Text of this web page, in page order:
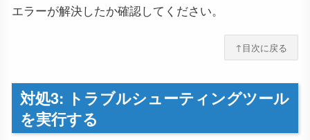
エラーが解決したか確認してください。
↑目次に戻る
対処3: トラブルシューティングツール
を実行する